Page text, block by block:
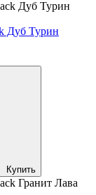
Дуб Турин
Купить